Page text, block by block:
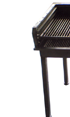
LOGIN
REGISTRATI